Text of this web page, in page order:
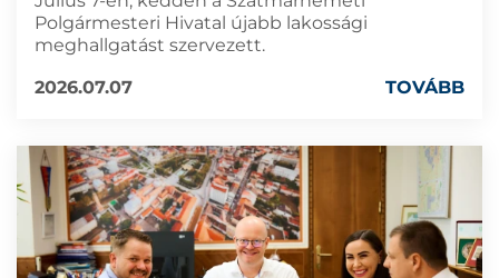
Polgármesteri Hivatal újabb lakossági
meghallgatást szervezett.
2026.07.07
TOVÁBB